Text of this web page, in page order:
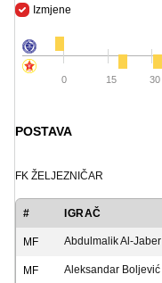
Izmjene
0 15 30
POSTAVA
FK ŽELJEZNIČAR
# IGRAČ
MF Abdulmalik Al-Jaber
MF Aleksandar Boljević